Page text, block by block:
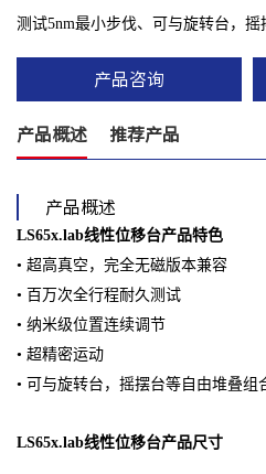
测试5nm最小步伐、可与旋转台，
产品咨询
产品概述 推荐产品
产品概述
LS65x.lab线性位移台产品特⾊
• 超⾼真空，完全⽆磁版本兼容
• 百万次全⾏程耐久测试
• 纳⽶级位置连续调节
• 超精密运动
• 可与旋转台，摇摆台等⾃由堆叠组
LS65x.lab线性位移台产品尺⼨